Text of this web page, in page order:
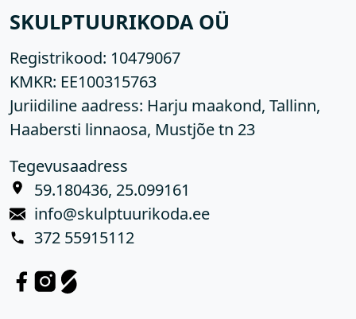
SKULPTUURIKODA OÜ
Registrikood: 10479067
KMKR: EE100315763
Juriidiline aadress: Harju maakond, Tallinn,
Haabersti linnaosa, Mustjõe tn 23
Tegevusaadress
59.180436, 25.099161
info@skulptuurikoda.ee
372 55915112